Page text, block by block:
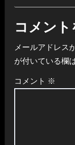
コメント
メールアドレス
が付いている欄
コメント ※